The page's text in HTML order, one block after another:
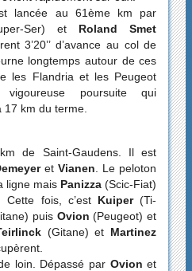
lancée au 61ème km par
Ser) et Roland Smet
3’20’’ d’avance au col de
longtemps autour de ces
les Flandria et les Peugeot
vigoureuse poursuite qui
17 km du terme.
de Saint-Gaudens. Il est
etVianen . Le peloton
ligne mais Panizza (Scic-Fiat)
fois, c’est Kuiper(Ti-
puis Ovion (Peugeot) et
(Gitane) et Martinez
loin. Dépassé parOvion et